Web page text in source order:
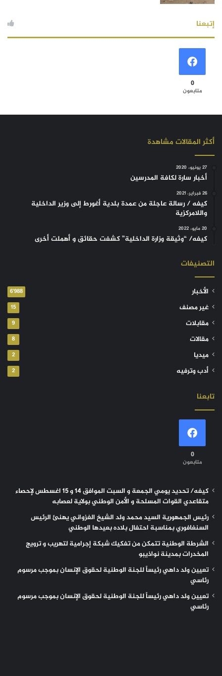
إتبعنا
0
متابعون
أكثر المقالات مشاهدة
27 يونيو، 2020
أخبار سارة لكافة المدرسين
26 فبراير، 2021
كيفه / رسالة عاجلة من عمدة بلدية أغورط إلى وزير الداخلية
واللامركزية
20 مايو، 2022
كيفه/ “وثيقة وزارة الداخلية” كشفت حقائق و أهملت أخرى
التصنيفات
الأخبار 6٬988
غير مصنف 15
مقابلات 9
مقالات 8
ميديا 2
أدب وترفيه 2
تابعنا
0
متابعون
كيفه/ تحديد يومي الجمعة و السبت الموافق 14 و 15 اغسطس لإحصاء
متقاعدي القوات المسلحة و الأمن الوطني بولاية لعصابه
رئيس الجمهورية السيد محمد ولد الشيخ الغزواني يهنئ الرئيس
السنغافوري بمناسبة احتفال بلاده بعيدها الوطني
الشرطة الوطنية تتمكن من تفكيك شبكة إجرامية لتهريب و ترويج
المخدرات بمدينة نواذيبو
تعيين ولد داهي رئيساً للجنة الوطنية لحقوق الإنسان بموجب مرسوم
رئاسي
تعيين ولد داهي رئيساً للجنة الوطنية لحقوق الإنسان بموجب مرسوم
رئاسي